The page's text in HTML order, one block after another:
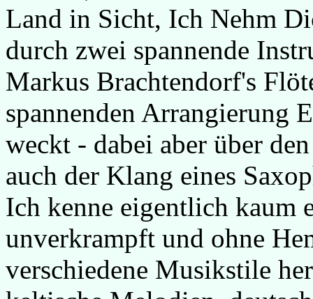
Land in Sicht, Ich Nehm
durch zwei spannende
Markus Brachtendorf's
spannenden Arrangierung
weckt - dabei aber über
auch der Klang eines
Ich kenne eigentlich kaum
unverkrampft und ohne
verschiedene Musikstile